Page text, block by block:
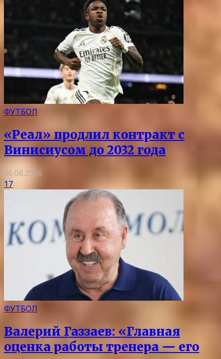
ФУТБОЛ
«Реал» продлил контракт с
Винисиусом до 2032 года
06.08.2026
17
ФУТБОЛ
Валерий Газзаев: «Главная
оценка работы тренера — его